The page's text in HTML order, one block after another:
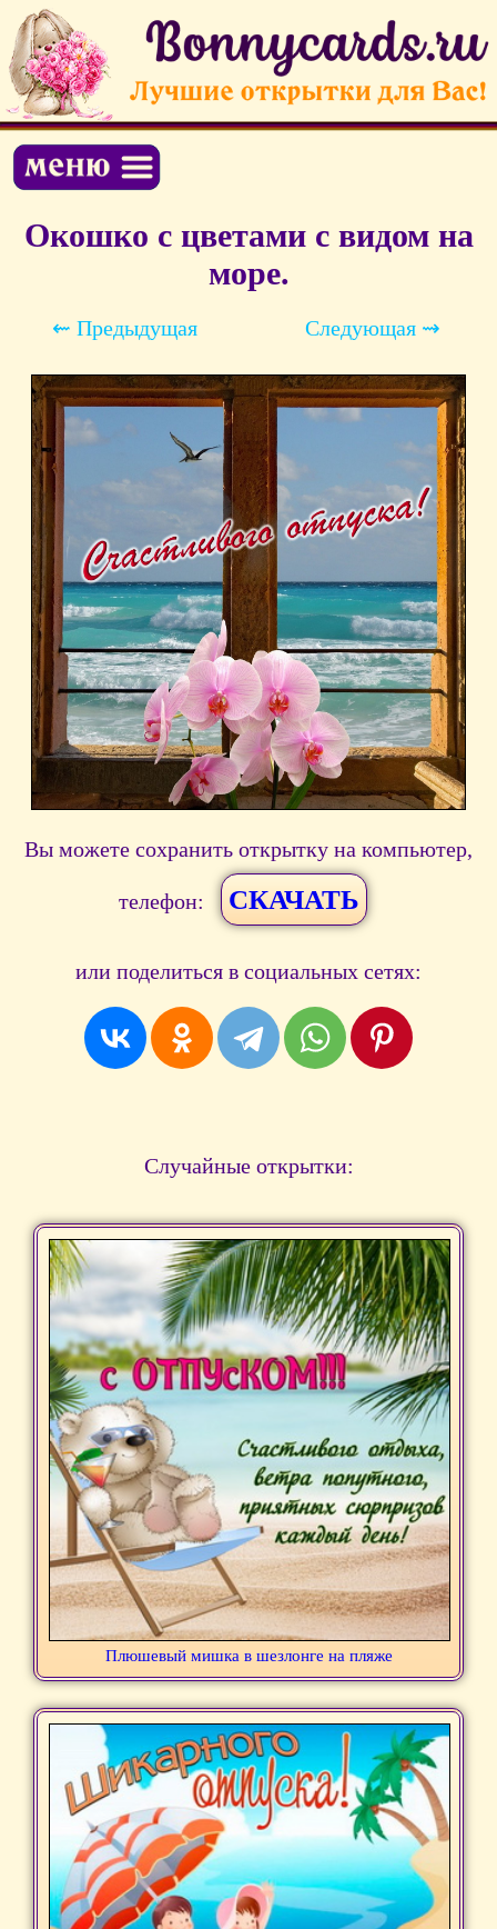
Окошко с цветами с видом на
море.
⇜ Предыдущая Следующая ⇝
Вы можете сохранить открытку на компьютер,
телефон: СКАЧАТЬ
или поделиться в социальных сетях:
Случайные открытки:
Плюшевый мишка в шезлонге на пляже